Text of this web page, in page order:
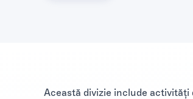
Această divizie include